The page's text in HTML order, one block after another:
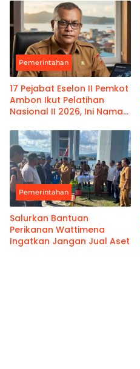
Pemerintahan
17 Pejabat Eselon II Pemkot
Ambon Ikut Pelatihan
Nasional II 2026, Ini Nama-
Pemerintahan
Salurkan Bantuan
Perikanan Wattimena
Ingatkan Jangan Jual Aset